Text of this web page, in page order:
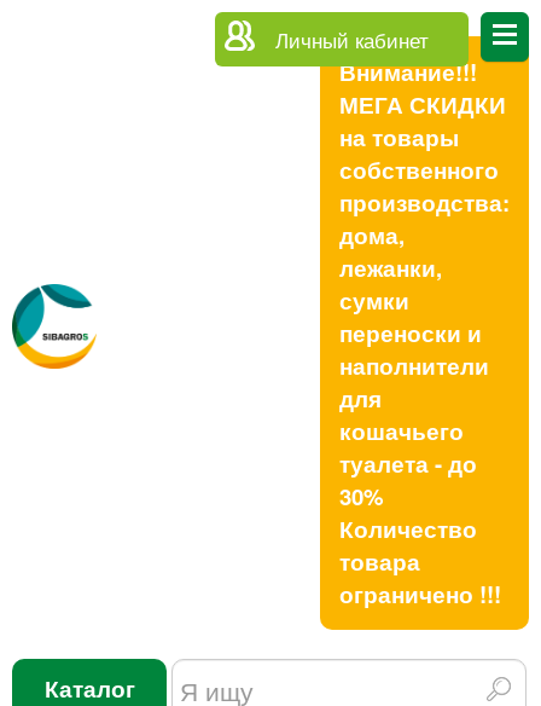
Личный кабинет
Внимание!!!
МЕГА СКИДКИ
на товары
собственного
производства:
дома,
лежанки,
сумки
переноски и
наполнители
для
кошачьего
туалета - до
30%
Количество
товара
ограничено !!!
Каталог